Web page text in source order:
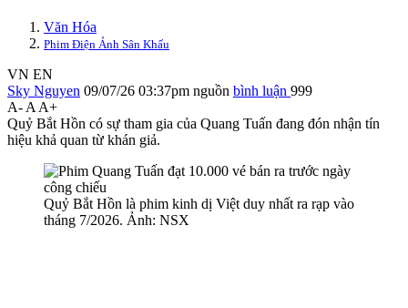
Văn Hóa
Phim Điện Ảnh Sân Khấu
VN EN
Sky Nguyen 09/07/26 03:37pm nguồn bình luận 999
A- A A+
Quỷ Bắt Hồn có sự tham gia của Quang Tuấn đang đón nhận tín
hiệu khả quan từ khán giả.
Quỷ Bắt Hồn là phim kinh dị Việt duy nhất ra rạp vào
tháng 7/2026. Ảnh: NSX